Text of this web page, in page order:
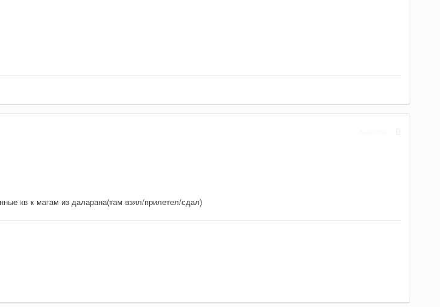
кв к магам из даларана(там взял/прилетел/сдал)